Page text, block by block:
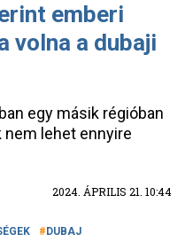
emberi
volna a dubaji
egy másik régióban
lehet ennyire
2024. ÁPRILIS 21. 10:44
DUBAJ